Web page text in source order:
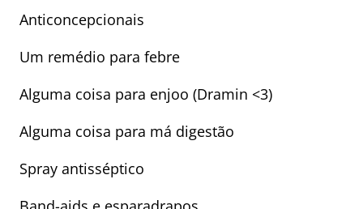
Anticoncepcionais
Um remédio para febre
Alguma coisa para enjoo (Dramin <3)
Alguma coisa para má digestão
Spray antisséptico